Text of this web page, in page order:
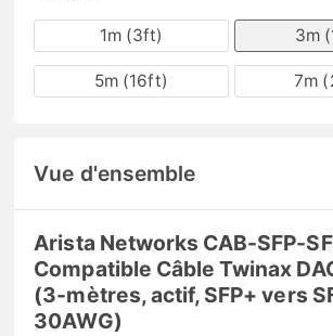
1m (3ft) 3m
5m (16ft) 7m
Vue d'ensemble
Arista Networks CAB-SFP-
Compatible Câble Twinax
(3-mètres, actif, SFP+ vers
30AWG)